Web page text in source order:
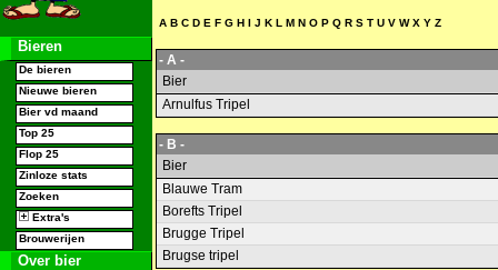
Bieren
De bieren
Nieuwe bieren
Bier vd maand
Top 25
Flop 25
Zinloze stats
Zoeken
Extra's
Brouwerijen
Over bier
A B C D E F G H I J K L M N O P Q R S T U V W X Y Z
- A -
Bier
Arnulfus Tripel
- B -
Bier
Blauwe Tram
Borefts Tripel
Brugge Tripel
Brugse tripel